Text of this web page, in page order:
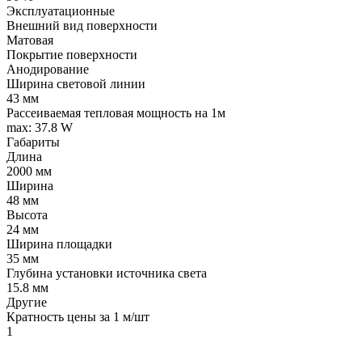
Эксплуатационные
Внешний вид поверхности
Матовая
Покрытие поверхности
Анодирование
Ширина световой линии
43 мм
Рассеиваемая тепловая мощность на 1м
max: 37.8 W
Габариты
Длина
2000 мм
Ширина
48 мм
Высота
24 мм
Ширина площадки
35 мм
Глубина установки источника света
15.8 мм
Другие
Кратность цены за 1 м/шт
1